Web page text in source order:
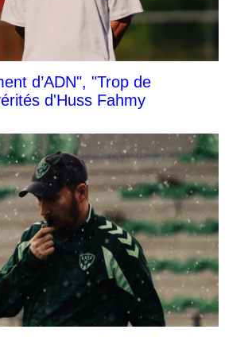
d’ADN", "Trop de
d'Huss Fahmy